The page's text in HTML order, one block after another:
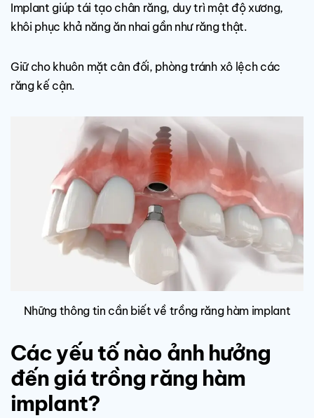
Implant giúp tái tạo chân răng, duy trì mật độ xương,
khôi phục khả năng ăn nhai gần như răng thật.
Giữ cho khuôn mặt cân đối, phòng tránh xô lệch các
răng kế cận.
Những thông tin cần biết về trồng răng hàm implant
Các yếu tố nào ảnh hưởng
đến giá trồng răng hàm
implant?